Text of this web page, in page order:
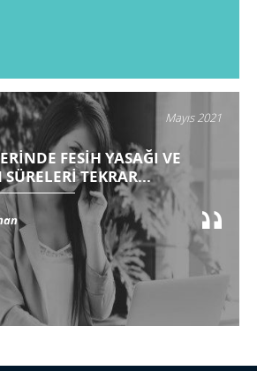
Mayıs 2021
FESİH YASAĞI VE
TEKRAR...